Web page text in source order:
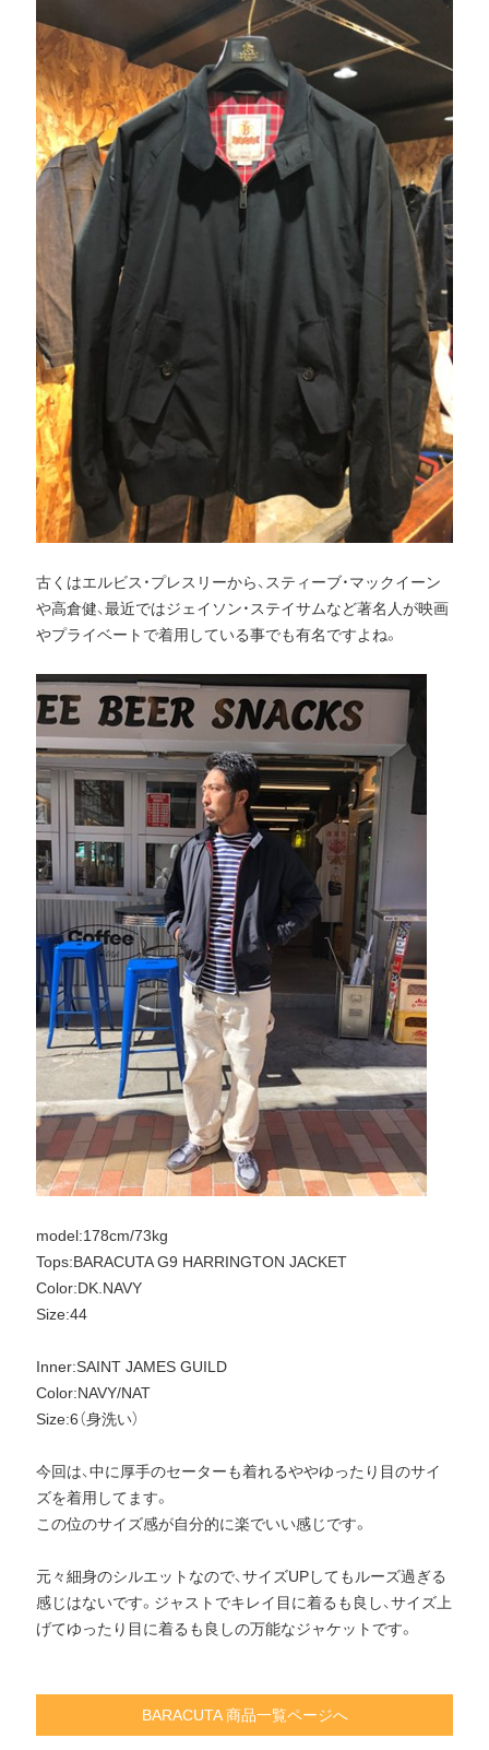
古くはエルビス・プレスリーから、スティーブ・マックイーン
や高倉健、最近ではジェイソン・ステイサムなど著名人が映画
やプライベートで着用している事でも有名ですよね。
model:178cm/73kg
Tops:BARACUTA G9 HARRINGTON JACKET
Color:DK.NAVY
Size:44
Inner:SAINT JAMES GUILD
Color:NAVY/NAT
Size:6（身洗い）
今回は、中に厚手のセーターも着れるややゆったり目のサイ
ズを着用してます。
この位のサイズ感が自分的に楽でいい感じです。
元々細身のシルエットなので、サイズUPしてもルーズ過ぎる
感じはないです。ジャストでキレイ目に着るも良し、サイズ上
げてゆったり目に着るも良しの万能なジャケットです。
BARACUTA 商品一覧ページへ